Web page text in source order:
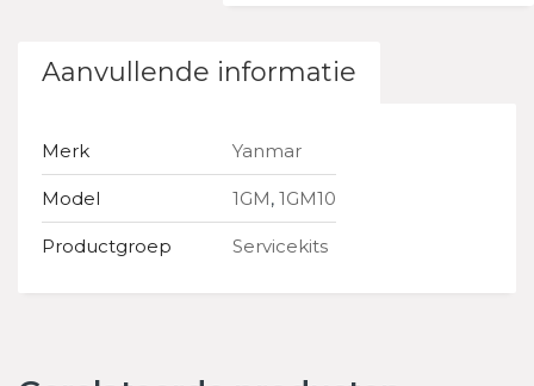
Aanvullende informatie
Merk Yanmar
Model 1GM, 1GM10
Productgroep Servicekits